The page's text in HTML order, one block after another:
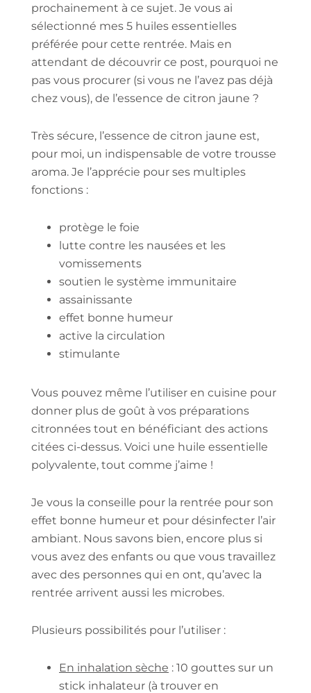
prochainement à ce sujet. Je vous ai
sélectionné mes 5 huiles essentielles
préférée pour cette rentrée. Mais en
attendant de découvrir ce post, pourquoi ne
pas vous procurer (si vous ne l’avez pas déjà
chez vous), de l’essence de citron jaune ?
Très sécure, l’essence de citron jaune est,
pour moi, un indispensable de votre trousse
aroma. Je l’apprécie pour ses multiples
fonctions :
protège le foie
lutte contre les nausées et les
vomissements
soutien le système immunitaire
assainissante
effet bonne humeur
active la circulation
stimulante
Vous pouvez même l’utiliser en cuisine pour
donner plus de goût à vos préparations
citronnées tout en bénéficiant des actions
citées ci-dessus. Voici une huile essentielle
polyvalente, tout comme j’aime !
Je vous la conseille pour la rentrée pour son
effet bonne humeur et pour désinfecter l’air
ambiant. Nous savons bien, encore plus si
vous avez des enfants ou que vous travaillez
avec des personnes qui en ont, qu’avec la
rentrée arrivent aussi les microbes.
Plusieurs possibilités pour l’utiliser :
En inhalation sèche : 10 gouttes sur un
stick inhalateur (à trouver en